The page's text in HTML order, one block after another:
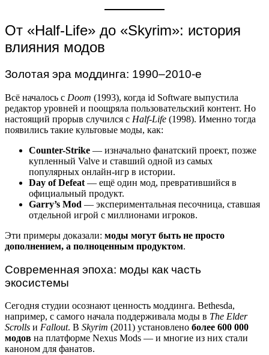
От «Half-Life» до «Skyrim»: история
влияния модов
Золотая эра моддинга: 1990–2010-е
Всё началось с Doom (1993), когда id Software выпустила
редактор уровней и поощряла пользовательский контент. Но
настоящий прорыв случился с Half-Life (1998). Именно тогда
появились такие культовые моды, как:
Counter-Strike — изначально фанатский проект, позже
купленный Valve и ставший одной из самых
популярных онлайн-игр в истории.
Day of Defeat — ещё один мод, превратившийся в
официальный продукт.
Garry’s Mod — экспериментальная песочница, ставшая
отдельной игрой с миллионами игроков.
Эти примеры доказали: моды могут быть не просто
дополнением, а полноценным продуктом.
Современная эпоха: моды как часть
экосистемы
Сегодня студии осознают ценность моддинга. Bethesda,
например, с самого начала поддерживала моды в The Elder
Scrolls и Fallout. В Skyrim (2011) установлено более 600 000
модов на платформе Nexus Mods — и многие из них стали
каноном для фанатов.